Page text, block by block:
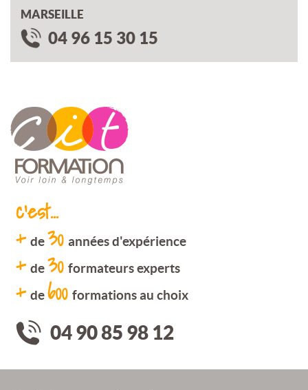
MARSEILLE
04 96 15 30 15
c'est...
+ de30 années d'expérience
+ de30 formateurs experts
+ de600 formations au choix
04 90 85 98 12